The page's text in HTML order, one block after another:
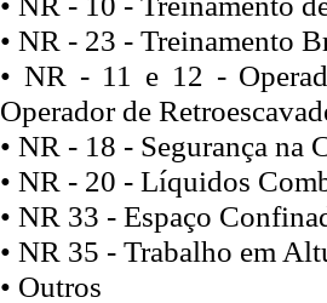
• NR - 23 - Treinamento
• NR - 11 e 12 -
Operador de
• NR - 18 - Segurança na
• NR - 20 - Líquidos
• NR 33 - Espaço
• NR 35 - Trabalho em
• Outros